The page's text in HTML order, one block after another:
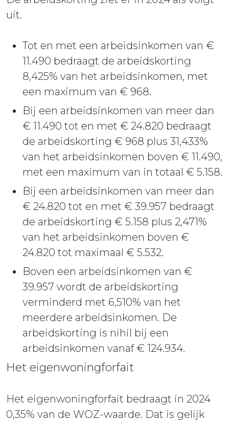
uit.
Tot en met een arbeidsinkomen van €
11.490 bedraagt de arbeidskorting
8,425% van het arbeidsinkomen, met
een maximum van € 968.
Bij een arbeidsinkomen van meer dan
€ 11.490 tot en met € 24.820 bedraagt
de arbeidskorting € 968 plus 31,433%
van het arbeidsinkomen boven € 11.490,
met een maximum van in totaal € 5.158.
Bij een arbeidsinkomen van meer dan
€ 24.820 tot en met € 39.957 bedraagt
de arbeidskorting € 5.158 plus 2,471%
van het arbeidsinkomen boven €
24.820 tot maximaal € 5.532.
Boven een arbeidsinkomen van €
39.957 wordt de arbeidskorting
verminderd met 6,510% van het
meerdere arbeidsinkomen. De
arbeidskorting is nihil bij een
arbeidsinkomen vanaf € 124.934.
Het eigenwoningforfait
Het eigenwoningforfait bedraagt in 2024
0,35% van de WOZ-waarde. Dat is gelijk